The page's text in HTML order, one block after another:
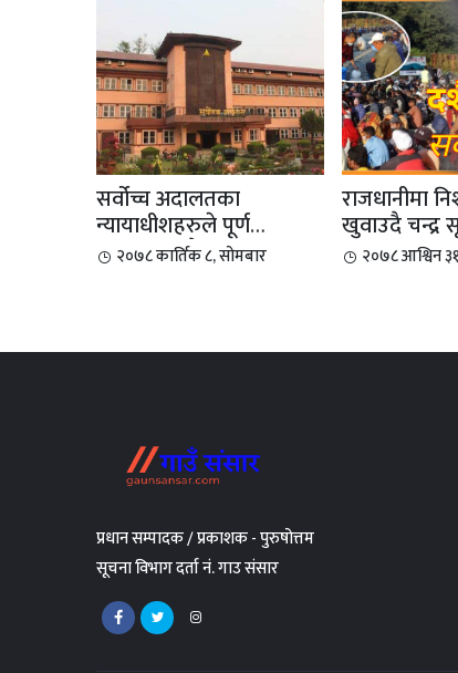
सर्वोच्च अदालतका
न्यायाधीशहरुले पूर्ण
अदालतको बैठक बहिष्कार...
२०७८ कार्तिक ८, सोमबार
राजधानीमा निशुल्क खाना
खुवाउदै चन्द्र
२०७८ आश्विन
प्रधान सम्पादक / प्रकाशक - पुरुषोत्तम
सूचना विभाग दर्ता नं. गाउ संसार